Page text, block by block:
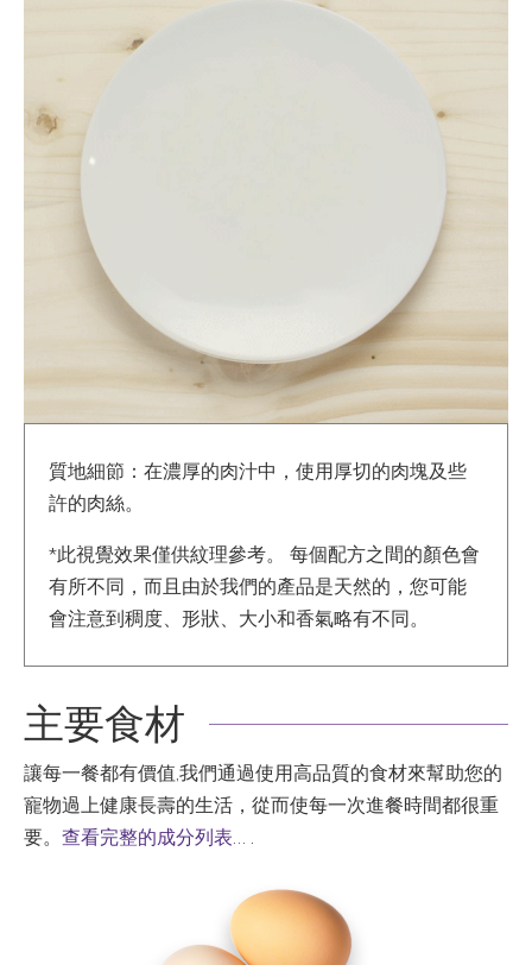
質地細節：在濃厚的肉汁中，使用厚切的肉塊及些
許的肉絲。
*此視覺效果僅供紋理參考。 每個配方之間的顏色會
有所不同，而且由於我們的產品是天然的，您可能
會注意到稠度、形狀、大小和香氣略有不同。
主要食材
讓每一餐都有價值,我們通過使用高品質的食材來幫助您的
寵物過上健康長壽的生活，從而使每一次進餐時間都很重
要。 查看完整的成分列表…